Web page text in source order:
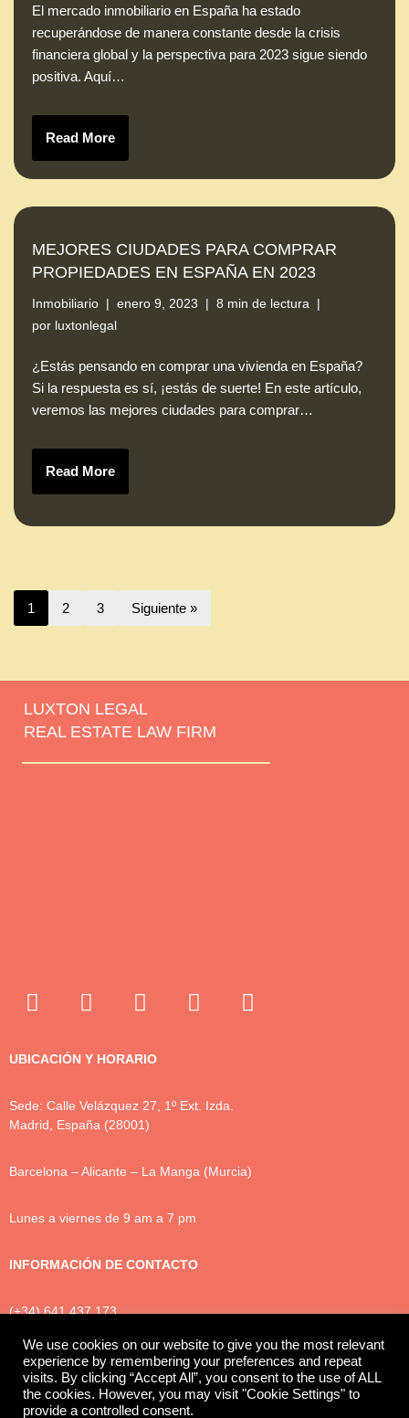
El mercado inmobiliario en España ha estado
recuperándose de manera constante desde la crisis
financiera global y la perspectiva para 2023 sigue siendo
positiva. Aquí…
Read More
MEJORES CIUDADES PARA COMPRAR
PROPIEDADES EN ESPAÑA EN 2023
Inmobiliario enero 9, 2023
8 min de lectura
por luxtonlegal
¿Estás pensando en comprar una vivienda en España?
Si la respuesta es sí, ¡estás de suerte! En este artículo,
veremos las mejores ciudades para comprar…
Read More
1 2 3 Siguiente »
LUXTON LEGAL
REAL ESTATE LAW FIRM
UBICACIÓN Y HORARIO
Sede: Calle Velázquez 27, 1º Ext. Izda.
Madrid, España (28001)
Barcelona – Alicante – La Manga (Murcia)
Lunes a viernes de 9 am a 7 pm
INFORMACIÓN DE CONTACTO
(+34) 641 437 173
Política de Privacidad Cookies Aviso legal
We use cookies on our website to give you the most relevant
experience by remembering your preferences and repeat
visits. By clicking “Accept All”, you consent to the use of ALL
the cookies. However, you may visit "Cookie Settings" to
provide a controlled consent.